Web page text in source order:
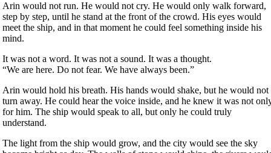
Arin would not run. He would not cry. He would only walk forward,
step by step, until he stand at the front of the crowd. His eyes would
meet the ship, and in that moment he could feel something inside his
mind.
It was not a word. It was not a sound. It was a thought.
“We are here. Do not fear. We have always been.”
Arin would hold his breath. His hands would shake, but he would not
turn away. He could hear the voice inside, and he knew it was not
for him. The ship would speak to all, but only he could truly
understand.
The light from the ship would grow, and the city would see the sky